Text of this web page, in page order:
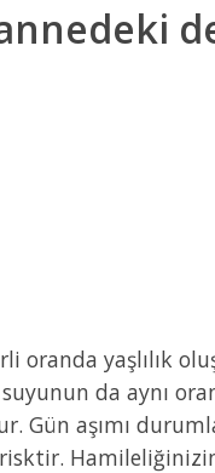
oranda yaşlılık
da aynı
Gün aşımı
risktir.